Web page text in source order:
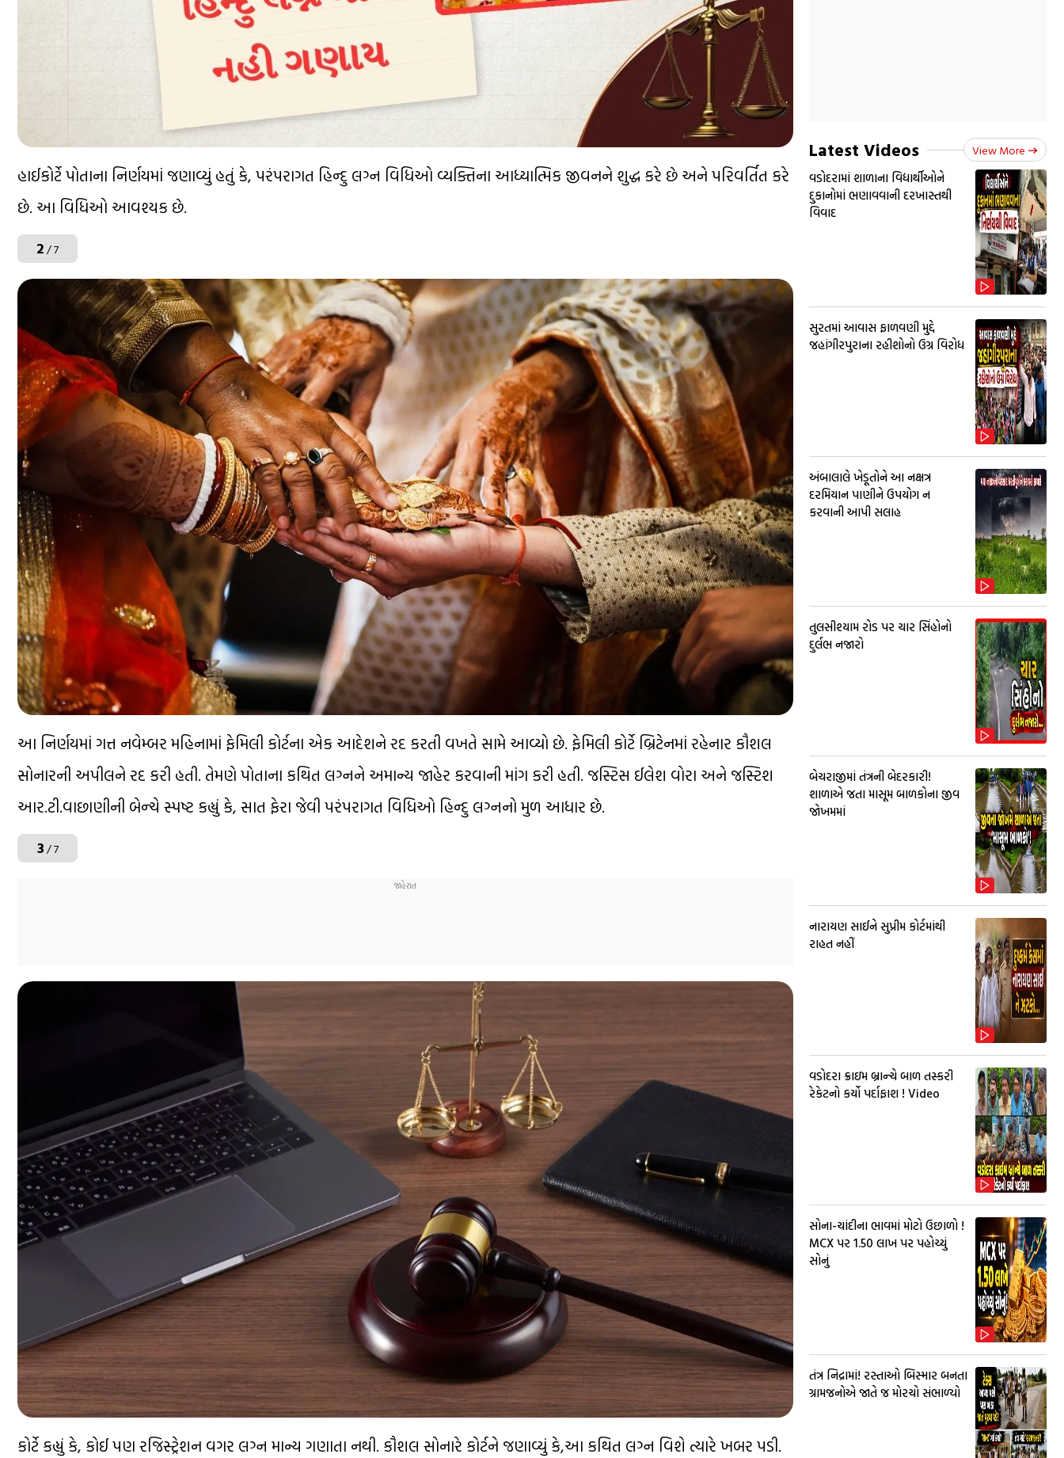
હાઈકોર્ટે પોતાના નિર્ણયમાં જણાવ્યું હતું કે, પરંપરાગત હિન્દુ લગ્ન વિધિઓ વ્યક્તિના આધ્યાત્મિક જીવનને શુદ્ધ કરે છે અને પરિવર્તિત કરે
છે. આ વિધિઓ આવશ્યક છે.
2/ 7
આ નિર્ણયમાં ગત્ત નવેમ્બર મહિનામાં ફેમિલી કોર્ટના એક આદેશને રદ કરતી વખતે સામે આવ્યો છે. ફેમિલી કોર્ટે બ્રિટેનમાં રહેનાર કૌશલ
સોનારની અપીલને રદ કરી હતી. તેમણે પોતાના કથિત લગ્નને અમાન્ય જાહેર કરવાની માંગ કરી હતી. જસ્ટિસ ઈલેશ વોરા અને જસ્ટિશ
આર.ટી.વાછાણીની બેન્ચે સ્પષ્ટ કહ્યું કે, સાત ફેરા જેવી પરંપરાગત વિધિઓ હિન્દુ લગ્નનો મુળ આધાર છે.
3/ 7
કોર્ટે કહ્યું કે, કોઈ પણ રજિસ્ટ્રેશન વગર લગ્ન માન્ય ગણાતા નથી. કૌશલ સોનારે કોર્ટને જણાવ્યું કે,આ કથિત લગ્ન વિશે ત્યારે ખબર પડી.
Latest Videos View More
વડોદરામાં શાળાના વિદ્યાર્થીઓને
દુકાનોમાં ભણાવવાની દરખાસ્તથી
વિવાદ
સુરતમાં આવાસ ફાળવણી મુદ્દે
જહાંગીરપુરાના રહીશોનો ઉગ્ર વિરોધ
અંબાલાલે ખેડૂતોને આ નક્ષત્ર
દરમિયાન પાણીને ઉપયોગ ન
કરવાની આપી સલાહ
તુલસીશ્યામ રોડ પર ચાર સિંહોનો
દુર્લભ નજારો
બેચરાજીમાં તંત્રની બેદરકારી!
શાળાએ જતા માસૂમ બાળકોના જીવ
જોખમમાં
નારાયણ સાઈને સુપ્રીમ કોર્ટમાંથી
રાહત નહીં
વડોદરા ક્રાઇમ બ્રાન્ચે બાળ તસ્કરી
રેકેટનો કર્યો પર્દાફાશ ! Video
સોના-ચાંદીના ભાવમાં મોટો ઉછાળો !
MCX પર ₹1.50 લાખ પર પહોચ્યું
સોનું
તંત્ર નિદ્રામાં! રસ્તાઓ બિસ્માર બનતા
ગ્રામજનોએ જાતે જ મોરચો સંભાળ્યો